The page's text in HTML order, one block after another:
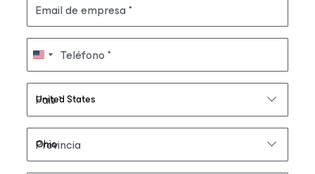
Email de empresa
Teléfono
País
Provincia